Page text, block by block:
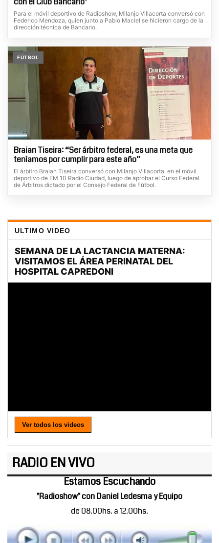
Para el móvil deportivo de Radioshow, Milanjo Villacorta conversó con
Federico Mendoza, quien junto a Pablo Maciel se hicieron cargo de la
dirección técnica de Bancario.
FÚTBOL
Braian Tiseira: “Ser árbitro federal, es una meta que
teníamos por cumplir para este año”
El árbitro Braian Tiseira conversó con Milanjo Villacorta, en el móvil
deportivo de FM 10 Radio Ciudad, luego de aprobar el Curso Federal
de Árbitros dictado por el Consejo Federal de Fútbol.
ULTIMO VIDEO
Ver todos los videos
RADIO EN VIVO
Estamos Escuchando
"Radioshow" con Daniel Ledesma y Equipo
de 08.00hs. a 12.00hs.